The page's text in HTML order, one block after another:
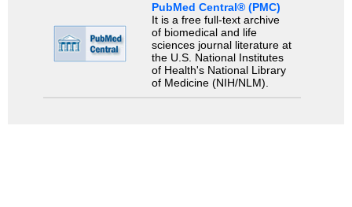
PubMed Central® (PMC)
It is a free full-text archive
of biomedical and life
sciences journal literature at
the U.S. National Institutes
of Health's National Library
of Medicine (NIH/NLM).